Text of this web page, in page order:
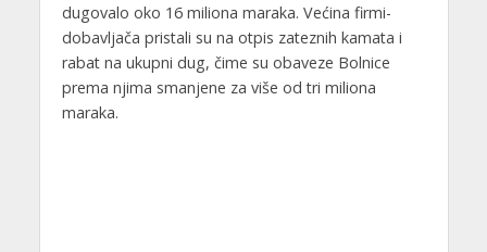
dugovalo oko 16 miliona maraka. Većina firmi-
dobavljača pristali su na otpis zateznih kamata i
rabat na ukupni dug, čime su obaveze Bolnice
prema njima smanjene za više od tri miliona
maraka.